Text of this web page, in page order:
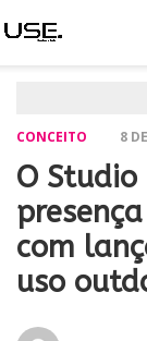
CONCEITO 8
O
com
uso